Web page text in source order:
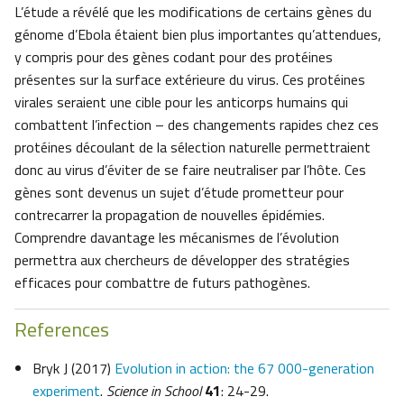
L’étude a révélé que les modifications de certains gènes du
génome d’Ebola étaient bien plus importantes qu’attendues,
y compris pour des gènes codant pour des protéines
présentes sur la surface extérieure du virus. Ces protéines
virales seraient une cible pour les anticorps humains qui
combattent l’infection – des changements rapides chez ces
protéines découlant de la sélection naturelle permettraient
donc au virus d’éviter de se faire neutraliser par l’hôte. Ces
gènes sont devenus un sujet d’étude prometteur pour
contrecarrer la propagation de nouvelles épidémies.
Comprendre davantage les mécanismes de l’évolution
permettra aux chercheurs de développer des stratégies
efficaces pour combattre de futurs pathogènes.
References
Bryk J (2017) Evolution in action: the 67 000-generation
experiment. Science in School 41: 24-29.